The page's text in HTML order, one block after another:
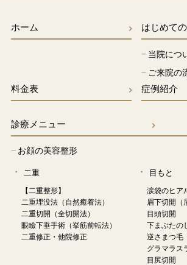
ホーム はじめて
−当院につ
− ご来院の
料金表
症例紹介
診療メニュー
−お顔の美容整形
二重
【二重整形】
二重埋没法（自然癒着法）
二重切開（全切開法）
眼瞼下垂手術（挙筋前転法）
二重修正・他院修正
目もと
涙袋のヒア
眉下切開（
目頭切開
下まぶたの
逆さまつ毛
グラマラス
目尻切開